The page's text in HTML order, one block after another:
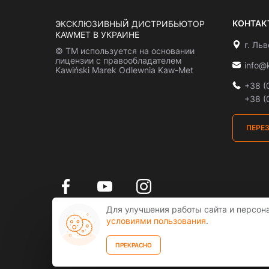
ЭКСКЛЮЗИВНЫЙ ДИСТРИБЬЮТОР
KAWMET В УКРАИНЕ
© ТМ используется на основании
лицензии с правообладателем
Kawiński Marek Odlewnia Kaw-Met
г.
+38
+38
Всі права захищені. COPYRIGHT © 2026
- ексклюзивний дистрибютор KAWMET в
Для улучшения работы сайта и
условиями пользования.
ПРЕКРАСНО